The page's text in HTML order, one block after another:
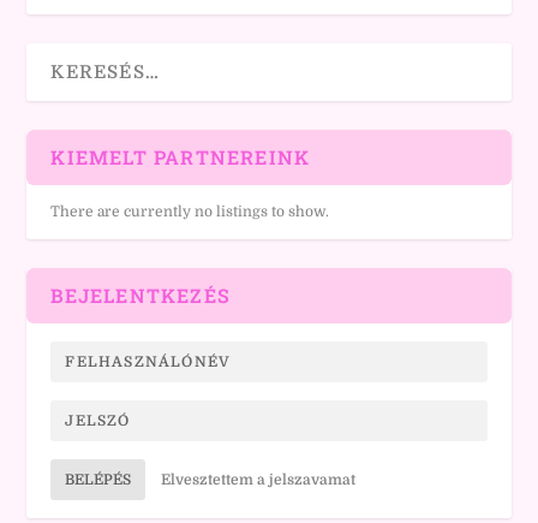
KIEMELT PARTNEREINK
There are currently no listings to show.
BEJELENTKEZÉS
BELÉPÉS Elvesztettem a jelszavamat